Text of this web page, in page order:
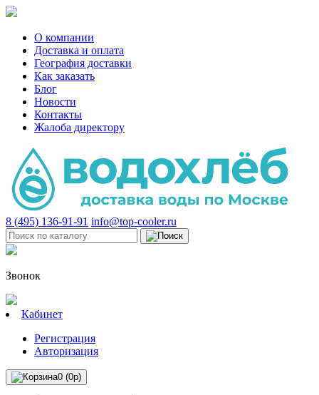
О компании
Доставка и оплата
География доставки
Как заказать
Блог
Новости
Контакты
Жалоба директору
8 (495) 136-91-91 info@top-cooler.ru
Звонок
Кабинет
Регистрация
Авторизация
0 (0р)